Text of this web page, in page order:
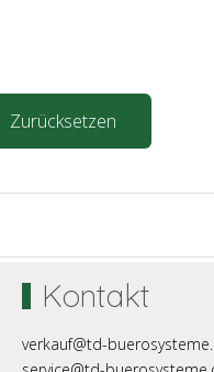
Zurücksetzen
Kontakt
verkauf@td-